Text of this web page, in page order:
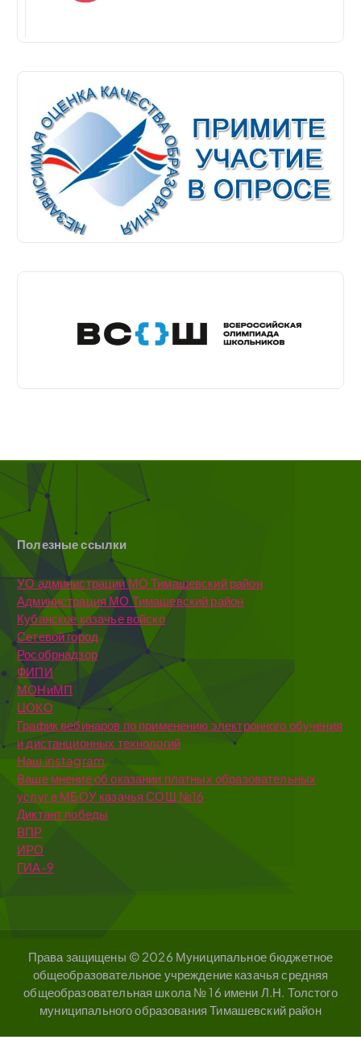
Полезные ссылки
УО администрации МО Тимашевский район
Администрация МО Тимашевский район
Кубанское казачье войско
Сетевой город
Рособрнадзор
ФИПИ
МОНиМП
ЦОКО
График вебинаров по применению электронного обучения
и дистанционных технологий
Наш instagram
Ваше мнение об оказании платных образовательных
услуг в МБОУ казачья СОШ №16
Диктант победы
ВПР
ИРО
ГИА-9
Права защищены © 2026 Муниципальное бюджетное
общеобразовательное учреждение казачья средняя
общеобразовательная школа № 16 имени Л.Н. Толстого
муниципального образования Тимашевский район